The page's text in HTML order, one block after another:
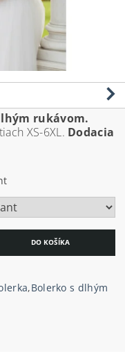
rukávom.
XS-6XL. Dodacia
,Bolerko s dlhým